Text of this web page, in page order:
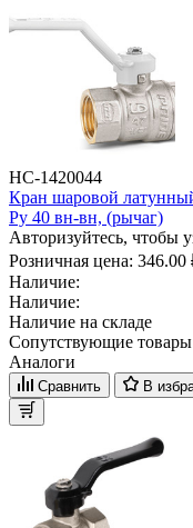
НС-1420044
Кран шаровой
Ру 40 вн-вн, (рычаг)
Авторизуйтесь, чтобы
Розничная цена: 346.00
Наличие:
Наличие:
Наличие на складе
Сопутствующие товары
Аналоги
Сравнить В